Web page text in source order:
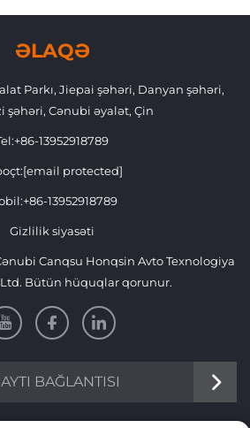
ƏLAQƏ
Parkı, Jiepai şəhəri, Danyan şəhəri,
şəhəri, Cənubi əyalət, Çin
+86-13952918789
[email protected]
+86-13952918789
Gizlilik siyasəti
Canqsu Honqsin Avto Texnologiya
Ltd. Bütün hüquqlar qorunur.
BAĞLANTISI